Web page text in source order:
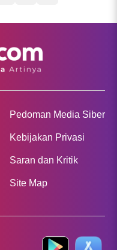
Pedoman Media Siber
Kebijakan Privasi
Saran dan Kritik
Site Map